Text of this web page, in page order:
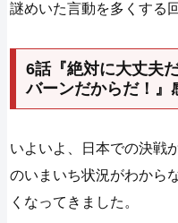
謎めいた言動を多くする
6話『絶対に大丈夫
バーンだからだ！』
いよいよ、日本での決戦
のいまいち状況がわから
くなってきました。